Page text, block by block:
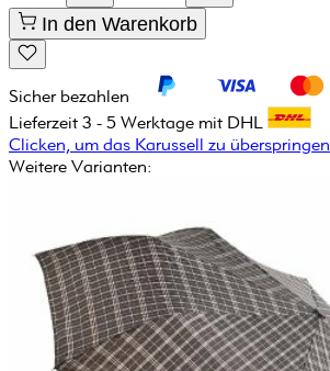
In den Warenkorb
Sicher bezahlen
Lieferzeit 3 - 5 Werktage mit DHL
Clicken, um das Karussell zu überspringen
Weitere Varianten: